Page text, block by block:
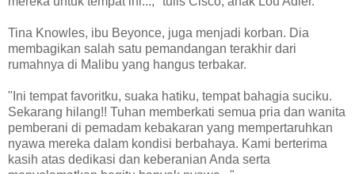
Tina Knowles, ibu Beyonce, juga menjadi korban. Dia
membagikan salah satu pemandangan terakhir dari
rumahnya di Malibu yang hangus terbakar.
"Ini tempat favoritku, suaka hatiku, tempat bahagia suciku.
Sekarang hilang!! Tuhan memberkati semua pria dan wanita
pemberani di pemadam kebakaran yang mempertaruhkan
nyawa mereka dalam kondisi berbahaya. Kami berterima
kasih atas dedikasi dan keberanian Anda serta